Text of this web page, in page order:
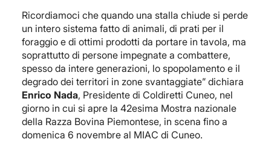
Ricordiamoci che quando una stalla chiude si perde
un intero sistema fatto di animali, di prati per il
foraggio e di ottimi prodotti da portare in tavola, ma
soprattutto di persone impegnate a combattere,
spesso da intere generazioni, lo spopolamento e il
degrado dei territori in zone svantaggiate” dichiara
Enrico Nada, Presidente di Coldiretti Cuneo, nel
giorno in cui si apre la 42esima Mostra nazionale
della Razza Bovina Piemontese, in scena fino a
domenica 6 novembre al MIAC di Cuneo.